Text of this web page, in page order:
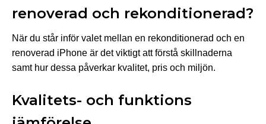
renoverad och rekonditionerad?
När du står inför valet mellan en rekonditionerad och en
renoverad iPhone är det viktigt att förstå skillnaderna
samt hur dessa påverkar kvalitet, pris och miljön.
Kvalitets- och funktions